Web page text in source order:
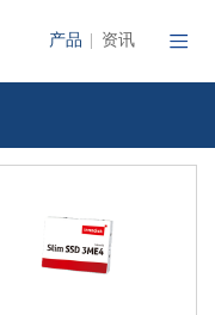
产品 资讯